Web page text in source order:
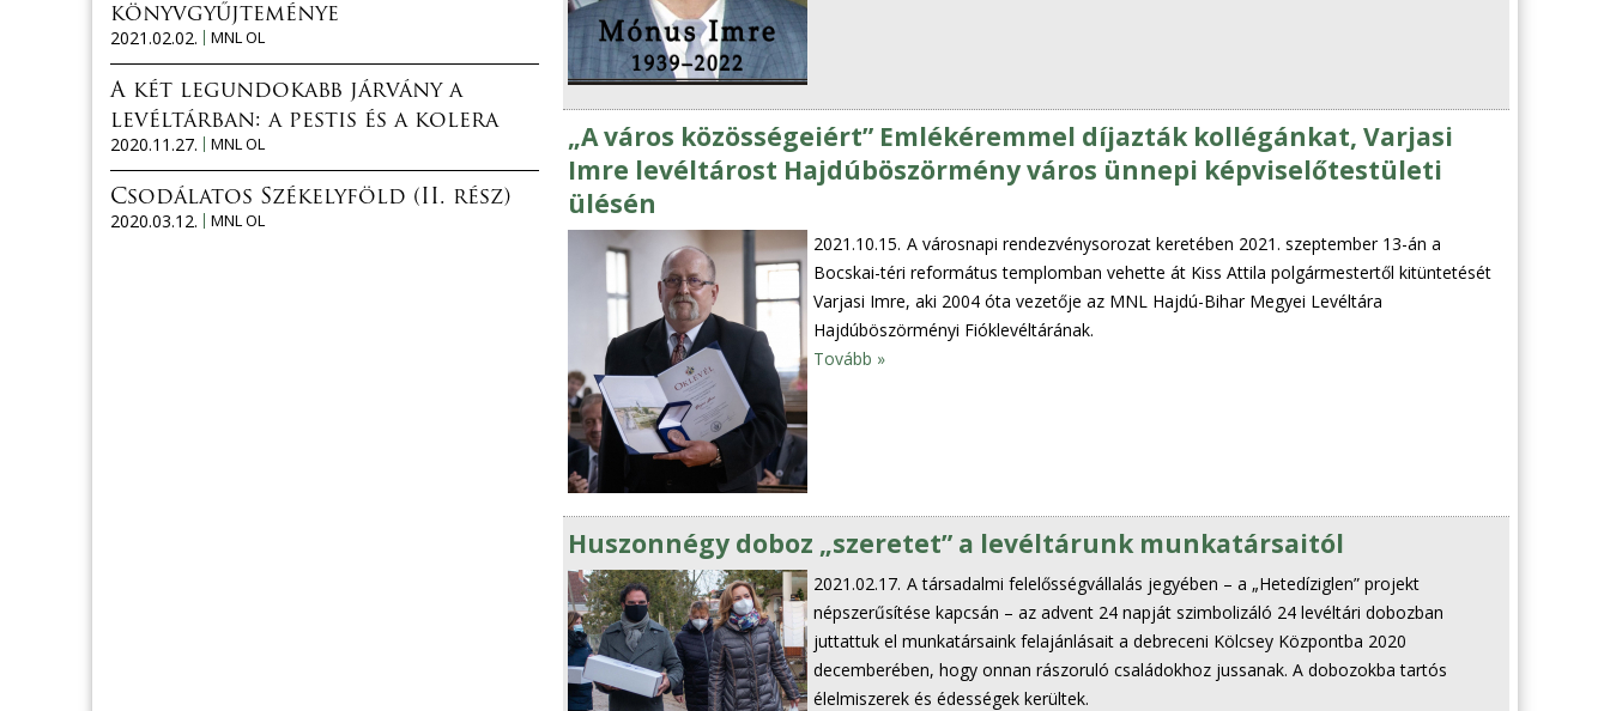
„A város közösségeiért” Emlékéremmel díjazták kollégánkat, Varjasi
Imre levéltárost Hajdúböszörmény város ünnepi képviselőtestületi
ülésén
2021.10.15. A városnapi rendezvénysorozat keretében 2021. szeptember 13-án a
Bocskai-téri református templomban vehette át Kiss Attila polgármestertől kitüntetését
Varjasi Imre, aki 2004 óta vezetője az MNL Hajdú-Bihar Megyei Levéltára
Hajdúböszörményi Fióklevéltárának.
Tovább »
Huszonnégy doboz „szeretet” a levéltárunk munkatársaitól
2021.02.17. A társadalmi felelősségvállalás jegyében – a „Hetedíziglen” projekt
népszerűsítése kapcsán – az advent 24 napját szimbolizáló 24 levéltári dobozban
juttattuk el munkatársaink felajánlásait a debreceni Kölcsey Központba 2020
decemberében, hogy onnan rászoruló családokhoz jussanak. A dobozokba tartós
élelmiszerek és édességek kerültek.
könyvgyűjteménye
2021.02.02.
MNL OL
A két legundokabb járvány a
levéltárban: a pestis és a kolera
2020.11.27.
MNL OL
Csodálatos Székelyföld (II. rész)
2020.03.12.
MNL OL